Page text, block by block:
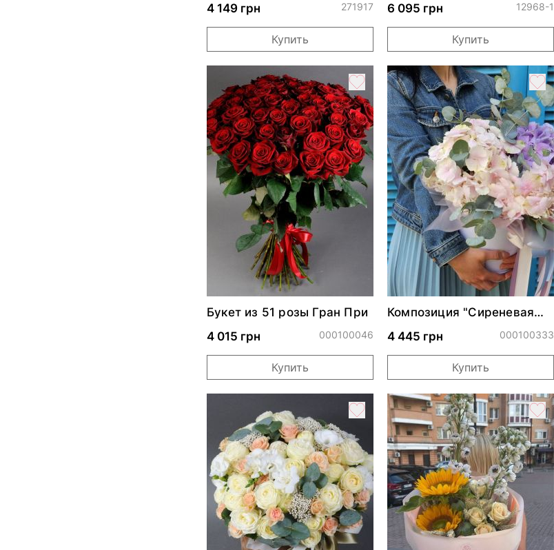
4 149 грн
271917
Купить
6 095 грн
12968-1
Купить
Букет из 51 розы Гран При
4 015 грн
000100046
Купить
Композиция "Сиреневая
4 445 грн
000100333
Купить